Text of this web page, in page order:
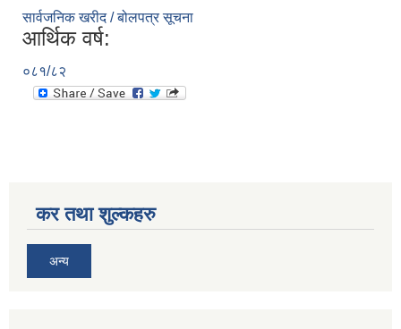
सार्वजनिक खरीद / बोलपत्र सूचना
आर्थिक वर्ष:
०८१/८२
कर तथा शुल्कहरु
अन्य